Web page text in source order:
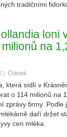
tradičními
loni
na
| Článek
která sídlí v
o 114 milionů na
zprávy firmy. Podle
daří držet
cen mléka.